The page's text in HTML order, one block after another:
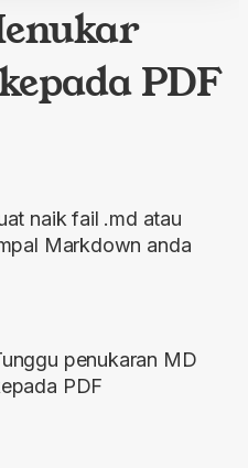
PDF
naik fail .md atau
Markdown anda
penukaran MD
PDF